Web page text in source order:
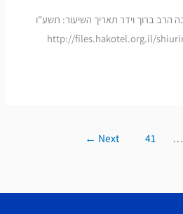
הרב ברוך וידר תאריך השיעור: תשע"ו
…
41
Next
←